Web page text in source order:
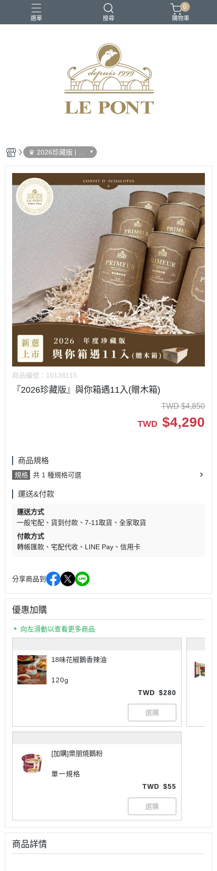
選單 搜尋
0
購物車
♛ 2026珍藏版 | 最
後倒數
商品編號： 10138115
『2026珍藏版』與你箱遇11入(贈木箱)
TWD $4,850
TWD $4,290
商品規格
規格 共 1 種規格可選
運送&付款
運送方式
一般宅配
貨到付款 7-11取貨
全家取貨
付款方式
轉帳匯款
宅配代收 LINE Pay 信用卡
分享商品到
優惠加購
向左滑動以查看更多商品
18味花椒鵝香辣油
120g
TWD $280
[加購]樂朋燒鵝粉
單一規格
TWD $55
商品詳情